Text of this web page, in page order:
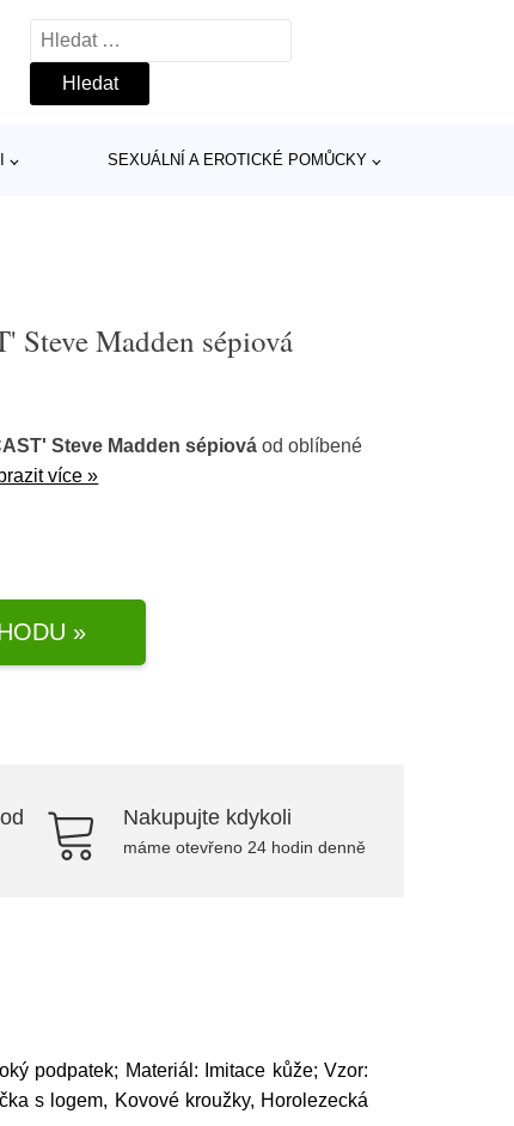
Vyhledávání
SEXUÁLNÍ A EROTICKÉ POMŮCKY
Steve Madden sépiová
Steve Madden sépiová od oblíbené
více »
»
Nakupujte kdykoli
máme otevřeno 24 hodin denně
podpatek; Materiál: Imitace kůže; Vzor:
s logem, Kovové kroužky, Horolezecká